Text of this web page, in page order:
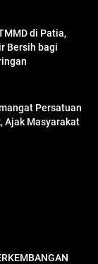
di Patia,
Bersih bagi
Persatuan
Ajak Masyarakat